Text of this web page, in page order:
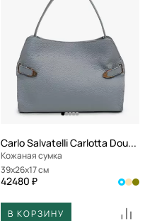
Carlo Salvatelli Carlotta Double
Кожаная сумка
39x26x17 см
42480 ₽
В КОРЗИНУ